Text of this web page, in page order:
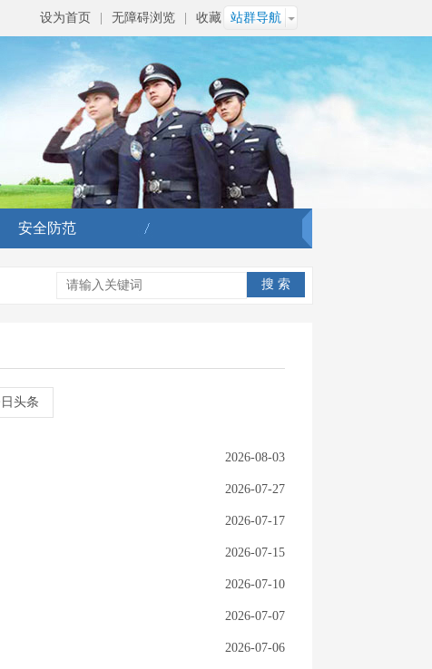
设为首页 无障碍浏览 收藏 站群导航
安全防范
头条
2026-08-03
2026-07-27
2026-07-17
2026-07-15
2026-07-10
2026-07-07
2026-07-06